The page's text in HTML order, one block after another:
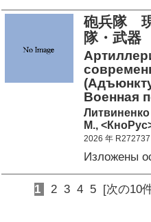
砲兵隊
隊・武器
Военная
М.,
2026 年 R272737
Изложены
1 2 3 4 5 [次の10